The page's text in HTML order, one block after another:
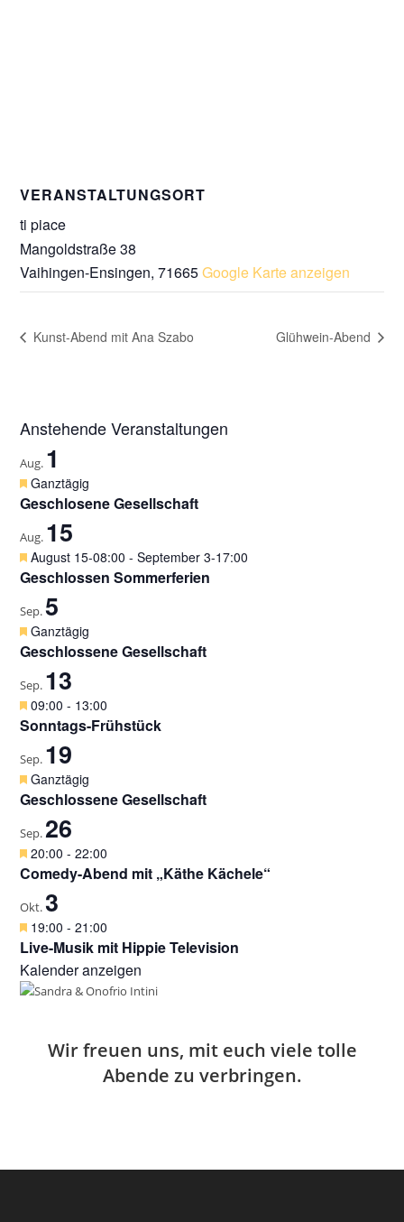
VERANSTALTUNGSORT
ti piace
Mangoldstraße 38
Vaihingen-Ensingen, 71665Google Karte anzeigen
Kunst-Abend mit Ana Szabo Glühwein-Abend
Anstehende Veranstaltungen
Aug. 1
H
e
v
o
r
g
h
o
b
n
Ganztägig
Geschlosene Gesellschaft
Aug. 15
H
e
v
o
r
g
h
o
b
n
August 15-08:00 -September 3-17:00
Geschlossen Sommerferien
Sep.5
H
e
v
o
r
g
h
o
b
n
Ganztägig
Geschlossene Gesellschaft
Sep. 13
H
e
v
o
r
g
h
o
b
n
09:00 - 13:00
Sonntags-Frühstück
Sep. 19
H
e
v
o
r
g
h
o
b
e
n
Ganztägig
Geschlossene Gesellschaft
Sep.26
H
e
v
o
r
g
e
h
20:00 -22:00
Comedy-Abend mit „Käthe Kächele“
Okt. 3
H
e
v
o
19:00 -21:00
Live-Musik mit Hippie Television
Kalender anzeigen
Wir freuen uns, mit euch viele tolle
Abende zu verbringen.